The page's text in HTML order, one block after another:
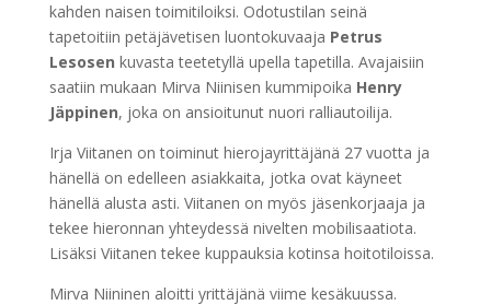
kahden naisen toimitiloiksi. Odotustilan seinä
tapetoitiin petäjävetisen luontokuvaaja Petrus
Lesosen kuvasta teetetyllä upella tapetilla. Avajaisiin
saatiin mukaan Mirva Niinisen kummipoika Henry
Jäppinen, joka on ansioitunut nuori ralliautoilija.
Irja Viitanen on toiminut hierojayrittäjänä 27 vuotta ja
hänellä on edelleen asiakkaita, jotka ovat käyneet
hänellä alusta asti. Viitanen on myös jäsenkorjaaja ja
tekee hieronnan yhteydessä nivelten mobilisaatiota.
Lisäksi Viitanen tekee kuppauksia kotinsa hoitotiloissa.
Mirva Niininen aloitti yrittäjänä viime kesäkuussa.